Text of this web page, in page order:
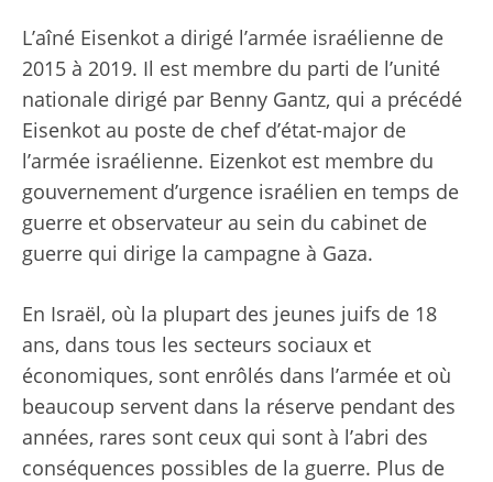
L’aîné Eisenkot a dirigé l’armée israélienne de
2015 à 2019. Il est membre du parti de l’unité
nationale dirigé par Benny Gantz, qui a précédé
Eisenkot au poste de chef d’état-major de
l’armée israélienne. Eizenkot est membre du
gouvernement d’urgence israélien en temps de
guerre et observateur au sein du cabinet de
guerre qui dirige la campagne à Gaza.
En Israël, où la plupart des jeunes juifs de 18
ans, dans tous les secteurs sociaux et
économiques, sont enrôlés dans l’armée et où
beaucoup servent dans la réserve pendant des
années, rares sont ceux qui sont à l’abri des
conséquences possibles de la guerre. Plus de